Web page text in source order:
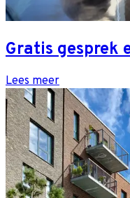
Gratis gesprek
Lees meer